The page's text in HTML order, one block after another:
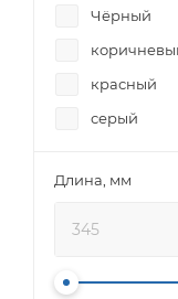
Чёрный
красный
серый
Длина, мм